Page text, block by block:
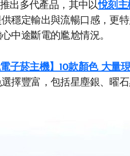
出多代產品，其中以悅刻主
穩定輸出與流暢口感，更
中途斷電的尷尬情況。
電子菸主機】10款顏色 大量
擇豐富，包括星塵銀、曜